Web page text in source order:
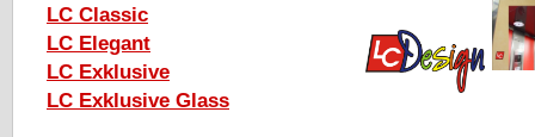
LC Classic
LC Elegant
LC Exklusive
LC Exklusive Glass